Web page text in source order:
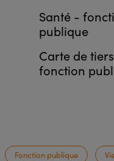
Santé -
publique
Carte de
fonction
Fonction publique